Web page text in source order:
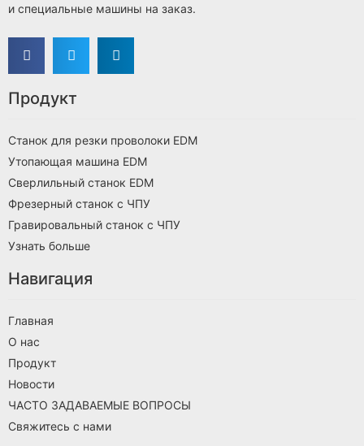
и специальные машины на заказ.
Продукт
Станок для резки проволоки EDM
Утопающая машина EDM
Сверлильный станок EDM
Фрезерный станок с ЧПУ
Гравировальный станок с ЧПУ
Узнать больше
Навигация
Главная
О нас
Продукт
Новости
ЧАСТО ЗАДАВАЕМЫЕ ВОПРОСЫ
Свяжитесь с нами